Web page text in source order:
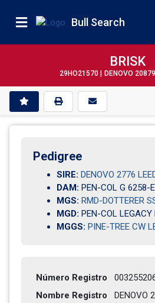
Bull Search
BRISK
29HO21570 | DENOVO
Pedigree
SIRE: DENOVO 2776
DAM: PEN-COL G
MGS: RMD-DOTTERER
MGD: PEN-COL
MGGS: PINE-TREE CW
Número Registro
Nombre Registro
DENOVO